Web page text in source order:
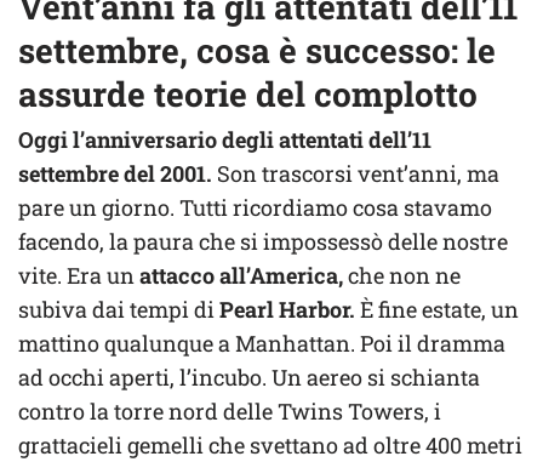
settembre, cosa è successo: le
assurde teorie del complotto
Oggi l’anniversario degli attentati dell’11
settembre del 2001. Son trascorsi vent’anni, ma
pare un giorno. Tutti ricordiamo cosa stavamo
facendo, la paura che si impossessò delle nostre
vite. Era unattacco all’America,che non ne
subiva dai tempi diPearl Harbor. È fine estate, un
mattino qualunque a Manhattan. Poi il dramma
ad occhi aperti, l’incubo. Un aereo si schianta
contro la torre nord delle Twins Towers, i
grattacieli gemelli che svettano ad oltre 400 metri